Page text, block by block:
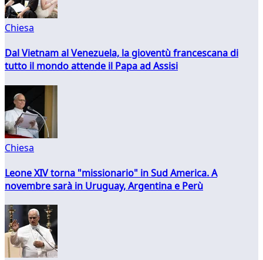
Chiesa
Dal Vietnam al Venezuela, la gioventù francescana di
tutto il mondo attende il Papa ad Assisi
Chiesa
Leone XIV torna "missionario" in Sud America. A
novembre sarà in Uruguay, Argentina e Perù